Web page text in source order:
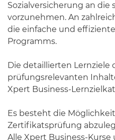
Sozialversicherung an die
vorzunehmen. An
die einfache und
Programms.
Die detaillierten Lernziele
prüfungsrelevanten
Xpert Business-
Es besteht die
Zertifikatsprüfung
Alle Xpert Business-